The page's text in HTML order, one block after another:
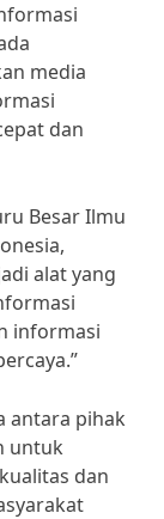
media
dan
Besar Ilmu
alat yang
informasi
antara pihak
untuk
dan